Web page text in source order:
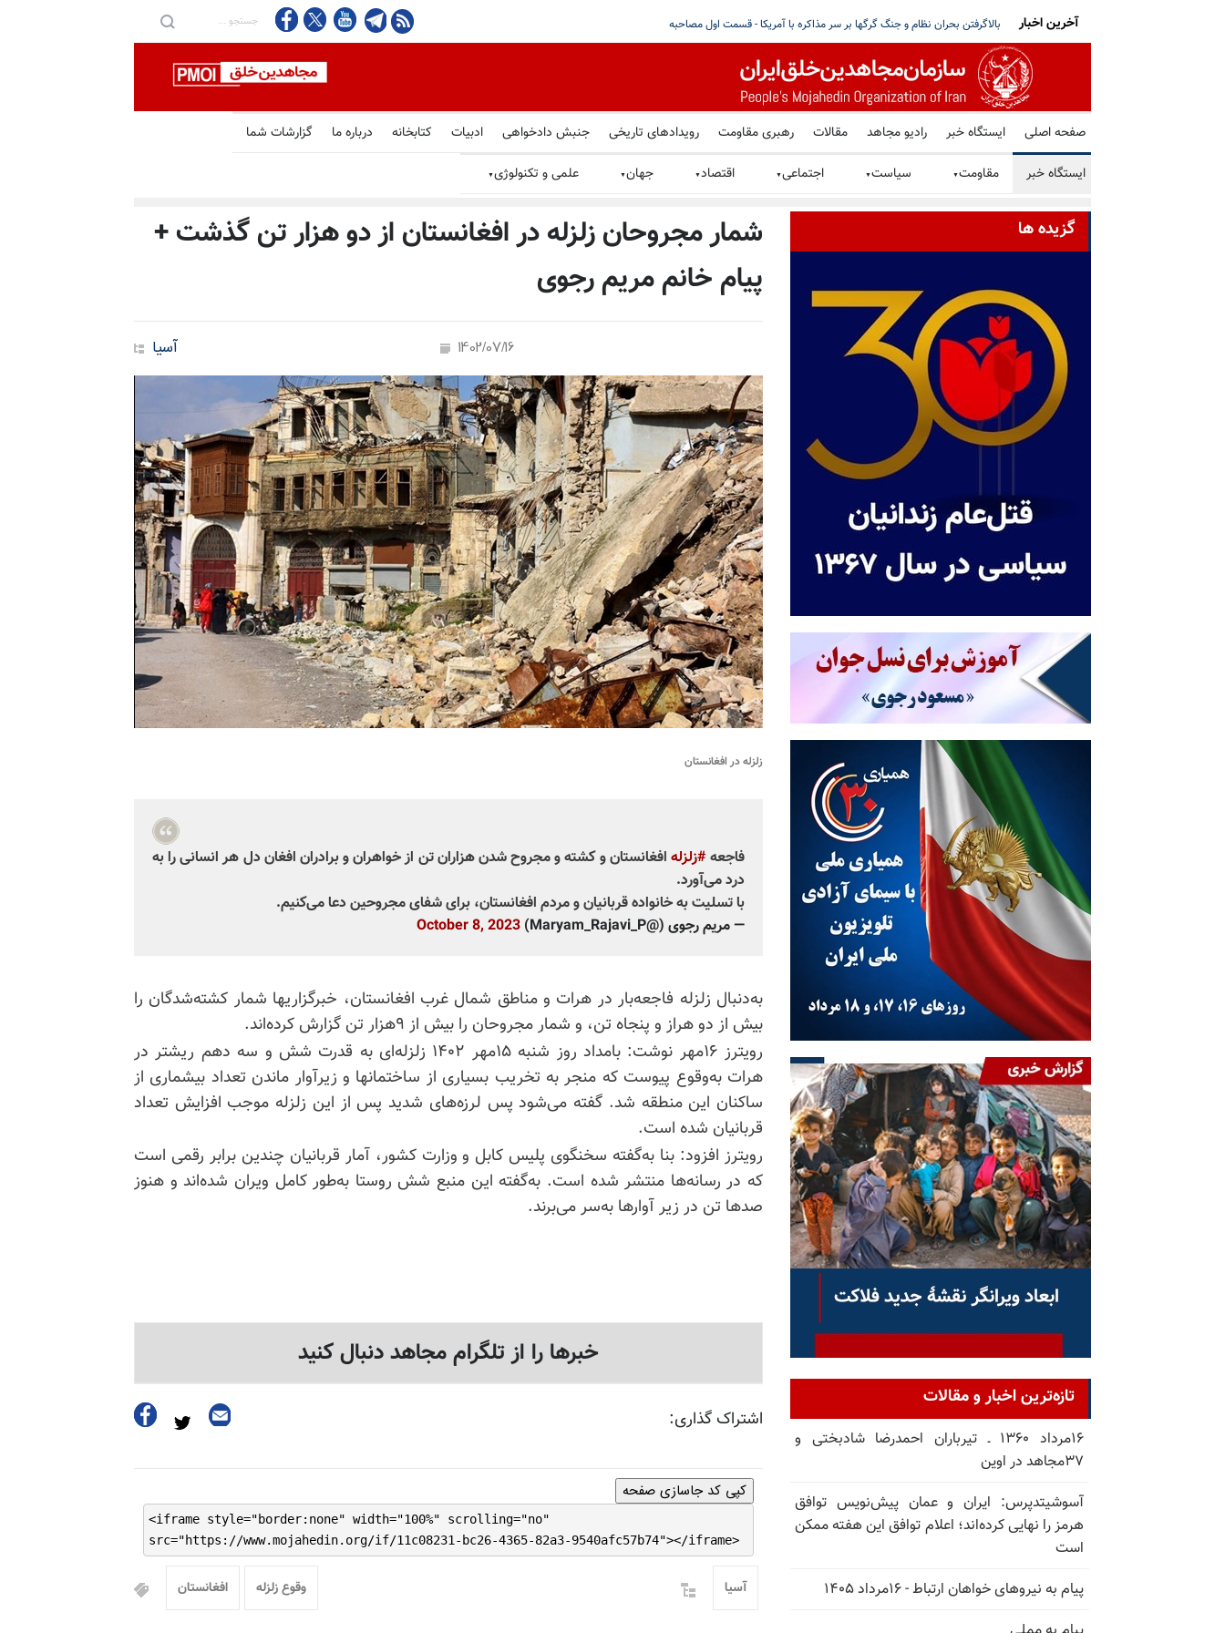
کارشناسان سازمان ملل: سرکوب اقلیت‌های قومی در ایران تشدید شده؛ خواستار توقف بازداشت‌های خودسرانه، شکنجه کشور؛ تصمیم کویت در میانه تنشهای منطقه‌یی
آخرین اخبار
صفحه اصلی ایستگاه خبر رادیو مجاهد مقالات رهبری مقاومت رویدادهای تاریخی جنبش دادخواهی ادبیات کتابخانه درباره ما گزارشات شما
ایستگاه خبر مقاومت▼ سیاست▼ اجتماعی▼ اقتصاد▼ جهان▼ علمی و تکنولوژی▼
شمار مجروحان زلزله در افغانستان از دو هزار تن گذشت +
پیام خانم مریم رجوی
آسیا 1402/07/16
زلزله در افغانستان
فاجعه#زلزله افغانستان و کشته و مجروح شدن هزاران تن از خواهران و برادران افغان دل هر انسانی را به
درد می‌آورد.
با تسلیت به خانواده قربانیان و مردم افغانستان، برای شفای مجروحین دعا می‌کنیم.
— مریم رجوی (@Maryam_Rajavi_P)
October 8, 2023
به‌دنبال زلزله فاجعه‌بار در هرات و مناطق شمال غرب افغانستان، خبرگزاریها شمار کشته‌شدگان را
بیش از دو هراز و پنجاه تن، و شمار مجروحان را بیش از ۹هزار تن گزارش کرده‌اند.
رویترز ۱۶مهر نوشت: بامداد روز شنبه ۱۵مهر ۱۴۰۲ زلزله‌ای به قدرت شش و سه دهم ریشتر در
هرات به‌وقوع پیوست که منجر به تخریب بسیاری از ساختمانها و زیرآوار ماندن تعداد بیشماری از
ساکنان این منطقه شد. گفته می‌شود پس لرزه‌های شدید پس از این زلزله موجب افزایش تعداد
قربانیان شده است.
رویترز افزود: بنا به‌گفته سخنگوی پلیس کابل و وزارت کشور، آمار قربانیان چندین برابر رقمی است
که در رسانه‌ها منتشر شده است. به‌گفته این منبع شش روستا به‌طور کامل ویران شده‌اند و هنوز
صدها تن در زیر آوارها به‌سر می‌برند.
خبرها را از تلگرام مجاهد دنبال کنید
اشتراک گذاری:
کپی کد جاسازی صفحه
<iframe style="border:none" width="100%" scrolling="no"
src="https://www.mojahedin.org/if/11c08231-bc26-4365-82a3-9540afc57b74"></iframe>
وقوع زلزله افغانستان آسیا
گزیده ها
تازه‌ترین اخبار و مقالات
۱۶مرداد ۱۳۶۰ ـ تیرباران احمدرضا شادبختی و
۳۷مجاهد در اوین
آسوشیتدپرس: ایران و عمان پیش‌نویس توافق
هرمز را نهایی کرده‌اند؛ اعلام توافق این هفته ممکن
است
پیام به نیروهای خواهان ارتباط - ۱۶مرداد ۱۴۰۵